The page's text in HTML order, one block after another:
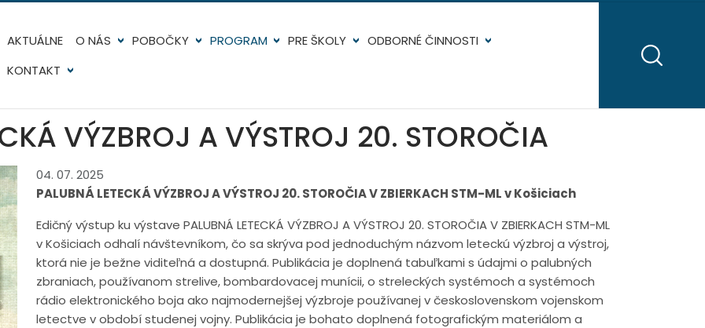
AKTUÁLNE O NÁS POBOČKY PROGRAM PRE ŠKOLY
ODBORNÉ ČINNOSTI
KONTAKT
VÝZBROJ A VÝSTROJ 20. STOROČIA
04. 07. 2025
PALUBNÁ LETECKÁ VÝZBROJ A VÝSTROJ 20. STOROČIA V ZBIERKACH STM-ML v Košiciach
Edičný výstup ku výstave PALUBNÁ LETECKÁ VÝZBROJ A VÝSTROJ 20. STOROČIA V ZBIERKACH STM-ML
v Košiciach odhalí návštevníkom, čo sa skrýva pod jednoduchým názvom leteckú výzbroj a výstroj,
ktorá nie je bežne viditeľná a dostupná. Publikácia je doplnená tabuľkami s údajmi o palubných
zbraniach, používanom strelive, bombardovacej munícii, o streleckých systémoch a systémoch
rádio elektronického boja ako najmodernejšej výzbroje používanej v československom vojenskom
letectve v období studenej vojny. Publikácia je bohato doplnená fotografickým materiálom a